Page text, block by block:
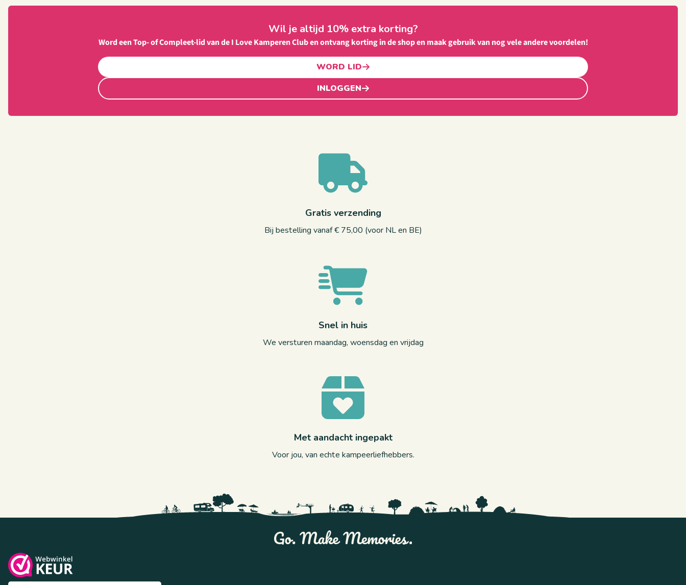
Wil je altijd 10% extra korting?
Word een Top- of Compleet-lid van de I Love Kamperen Club en ontvang korting in de shop en maak gebruik van nog vele andere voordelen!
WORD LID
INLOGGEN
Gratis verzending
Bij bestelling vanaf € 75,00 (voor NL en BE)
Snel in huis
We versturen maandag, woensdag en vrijdag
Met aandacht ingepakt
Voor jou, van echte kampeerliefhebbers.